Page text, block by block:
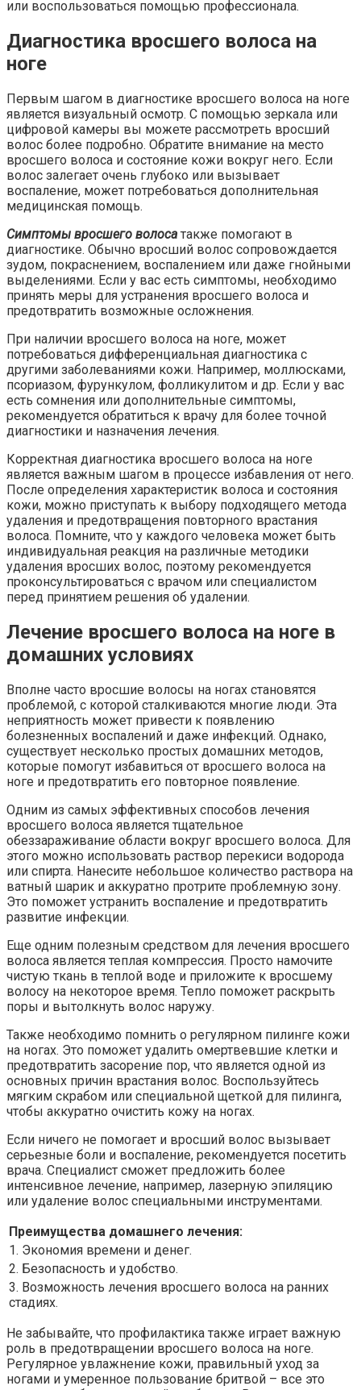
или воспользоваться помощью профессионала.
Диагностика вросшего волоса на
ноге
Первым шагом в диагностике вросшего волоса на ноге
является визуальный осмотр. С помощью зеркала или
цифровой камеры вы можете рассмотреть вросший
волос более подробно. Обратите внимание на место
вросшего волоса и состояние кожи вокруг него. Если
волос залегает очень глубоко или вызывает
воспаление, может потребоваться дополнительная
медицинская помощь.
Симптомы вросшего волоса также помогают в
диагностике. Обычно вросший волос сопровождается
зудом, покраснением, воспалением или даже гнойными
выделениями. Если у вас есть симптомы, необходимо
принять меры для устранения вросшего волоса и
предотвратить возможные осложнения.
При наличии вросшего волоса на ноге, может
потребоваться дифференциальная диагностика с
другими заболеваниями кожи. Например, моллюсками,
псориазом, фурункулом, фолликулитом и др. Если у вас
есть сомнения или дополнительные симптомы,
рекомендуется обратиться к врачу для более точной
диагностики и назначения лечения.
Корректная диагностика вросшего волоса на ноге
является важным шагом в процессе избавления от него.
После определения характеристик волоса и состояния
кожи, можно приступать к выбору подходящего метода
удаления и предотвращения повторного врастания
волоса. Помните, что у каждого человека может быть
индивидуальная реакция на различные методики
удаления вросших волос, поэтому рекомендуется
проконсультироваться с врачом или специалистом
перед принятием решения об удалении.
Лечение вросшего волоса на ноге в
домашних условиях
Вполне часто вросшие волосы на ногах становятся
проблемой, с которой сталкиваются многие люди. Эта
неприятность может привести к появлению
болезненных воспалений и даже инфекций. Однако,
существует несколько простых домашних методов,
которые помогут избавиться от вросшего волоса на
ноге и предотвратить его повторное появление.
Одним из самых эффективных способов лечения
вросшего волоса является тщательное
обеззараживание области вокруг вросшего волоса. Для
этого можно использовать раствор перекиси водорода
или спирта. Нанесите небольшое количество раствора на
ватный шарик и аккуратно протрите проблемную зону.
Это поможет устранить воспаление и предотвратить
развитие инфекции.
Еще одним полезным средством для лечения вросшего
волоса является теплая компрессия. Просто намочите
чистую ткань в теплой воде и приложите к вросшему
волосу на некоторое время. Тепло поможет раскрыть
поры и вытолкнуть волос наружу.
Также необходимо помнить о регулярном пилинге кожи
на ногах. Это поможет удалить омертвевшие клетки и
предотвратить засорение пор, что является одной из
основных причин врастания волос. Воспользуйтесь
мягким скрабом или специальной щеткой для пилинга,
чтобы аккуратно очистить кожу на ногах.
Если ничего не помогает и вросший волос вызывает
серьезные боли и воспаление, рекомендуется посетить
врача. Специалист сможет предложить более
интенсивное лечение, например, лазерную эпиляцию
или удаление волос специальными инструментами.
Преимущества домашнего лечения:
1. Экономия времени и денег.
2. Безопасность и удобство.
3. Возможность лечения вросшего волоса на ранних
стадиях.
Не забывайте, что профилактика также играет важную
роль в предотвращении вросшего волоса на ноге.
Регулярное увлажнение кожи, правильный уход за
ногами и умеренное пользование бритвой – все это